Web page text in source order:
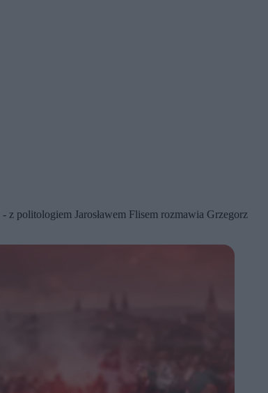
politologiem Jarosławem Flisem rozmawia Grzegorz